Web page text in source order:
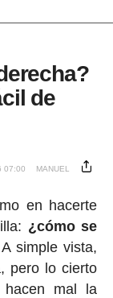
de
07:00 MANUEL
en hacerte
¿cómo se
A simple vista,
pero lo cierto
mal la